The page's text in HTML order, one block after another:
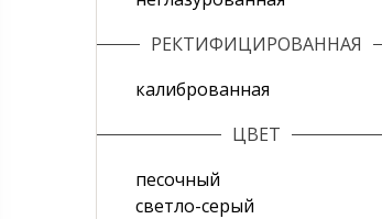
РЕКТИФИЦИРОВАННАЯ
калиброванная
ЦВЕТ
песочный
светло-серый